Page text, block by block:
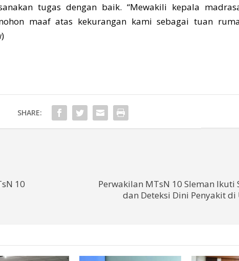
tugas dengan baik. “Mewakili kepala
maaf atas kekurangan kami sebagai tuan
SHARE:
10
Perwakilan MTsN 10 Sleman Ikuti
dan Deteksi Dini Penyakit di